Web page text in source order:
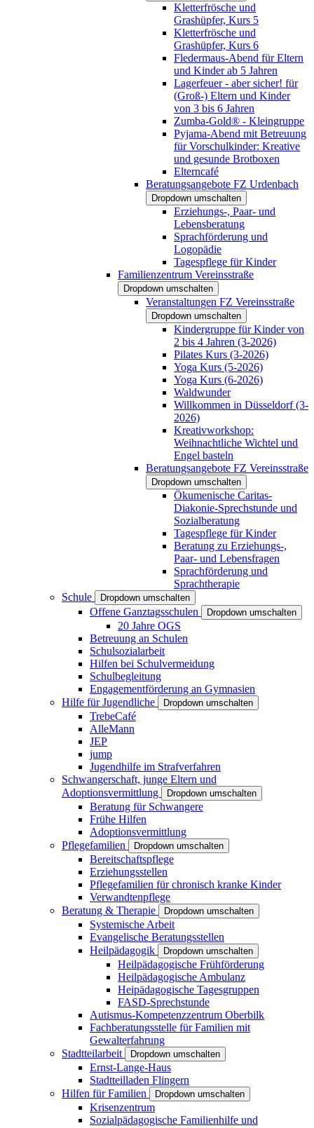
Kletterfrösche und
Grashüpfer, Kurs 5
Kletterfrösche und
Grashüpfer, Kurs 6
Fledermaus-Abend für Eltern
und Kinder ab 5 Jahren
Lagerfeuer - aber sicher! für
(Groß-) Eltern und Kinder
von 3 bis 6 Jahren
Zumba-Gold® - Kleingruppe
Pyjama-Abend mit Betreuung
für Vorschulkinder: Kreative
und gesunde Brotboxen
Elterncafé
Beratungsangebote FZ Urdenbach
Dropdown umschalten
Erziehungs-, Paar- und
Lebensberatung
Sprachförderung und
Logopädie
Tagespflege für Kinder
Familienzentrum Vereinsstraße
Dropdown umschalten
Veranstaltungen FZ Vereinsstraße
Dropdown umschalten
Kindergruppe für Kinder von
2 bis 4 Jahren (3-2026)
Pilates Kurs (3-2026)
Yoga Kurs (5-2026)
Yoga Kurs (6-2026)
Waldwunder
Willkommen in Düsseldorf (3-
2026)
Kreativworkshop:
Weihnachtliche Wichtel und
Engel basteln
Beratungsangebote FZ Vereinsstraße
Dropdown umschalten
Ökumenische Caritas-
Diakonie-Sprechstunde und
Sozialberatung
Tagespflege für Kinder
Beratung zu Erziehungs-,
Paar- und Lebensfragen
Sprachförderung und
Sprachtherapie
Schule
Dropdown umschalten
Offene Ganztagsschulen Dropdown umschalten
20 Jahre OGS
Betreuung an Schulen
Schulsozialarbeit
Hilfen bei Schulvermeidung
Schulbegleitung
Engagementförderung an Gymnasien
Hilfe für Jugendliche
Dropdown umschalten
TrebeCafé
AlleMann
JEP
jump
Jugendhilfe im Strafverfahren
Schwangerschaft, junge Eltern und
Adoptionsvermittlung
Dropdown umschalten
Beratung für Schwangere
Frühe Hilfen
Adoptionsvermittlung
Pflegefamilien
Dropdown umschalten
Bereitschaftspflege
Erziehungsstellen
Pflegefamilien für chronisch kranke Kinder
Verwandtenpflege
Beratung & Therapie
Dropdown umschalten
Systemische Arbeit
Evangelische Beratungsstellen
Heilpädagogik
Dropdown umschalten
Heilpädagogische Frühförderung
Heilpädagogische Ambulanz
Heipädagogische Tagesgruppen
FASD-Sprechstunde
Autismus-Kompetenzzentrum Oberbilk
Fachberatungsstelle für Familien mit
Gewalterfahrung
Stadtteilarbeit
Dropdown umschalten
Ernst-Lange-Haus
Stadtteilladen Flingern
Hilfen für Familien
Dropdown umschalten
Krisenzentrum
Sozialpädagogische Familienhilfe und